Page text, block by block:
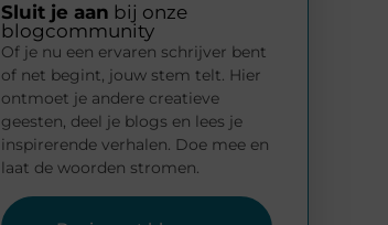
Sluit je aan bij onze
blogcommunity
Of je nu een ervaren schrijver bent
of net begint, jouw stem telt. Hier
ontmoet je andere creatieve
geesten, deel je blogs en lees je
inspirerende verhalen. Doe mee en
laat de woorden stromen.